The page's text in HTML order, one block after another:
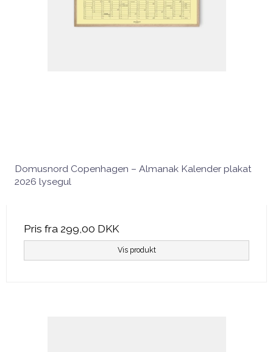
Domusnord Copenhagen – Almanak Kalender plakat
2026 lysegul
Pris fra 299,00 DKK
Vis produkt